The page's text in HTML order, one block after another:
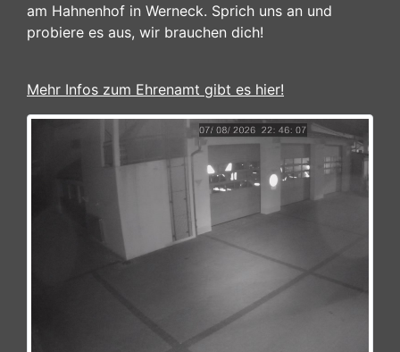
am Hahnenhof in Werneck. Sprich uns an und
probiere es aus, wir brauchen dich!
Mehr Infos zum Ehrenamt gibt es hier!